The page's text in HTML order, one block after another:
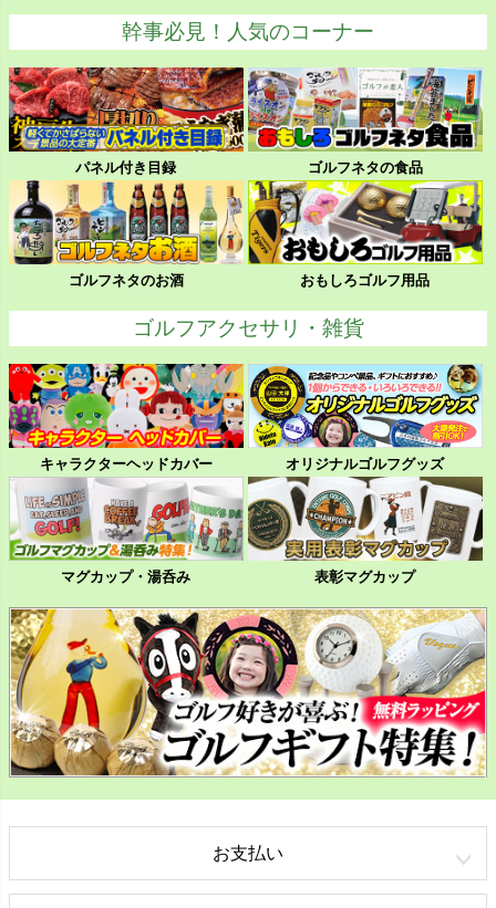
幹事必見！人気のコーナー
パネル付き目録 ゴルフネタの食品
ゴルフネタのお酒 おもしろゴルフ用品
ゴルフアクセサリ・雑貨
キャラクターヘッドカバー オリジナルゴルフグッズ
マグカップ・湯呑み 表彰マグカップ
お支払い